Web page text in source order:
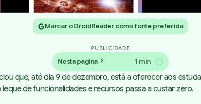
Marcar o DroidReader como fonte preferida
PUBLICIDADE
Nesta página 1 min
que, até dia 9 de dezembro, está a oferecer aos
de funcionalidades e recursos passa a custar zero.